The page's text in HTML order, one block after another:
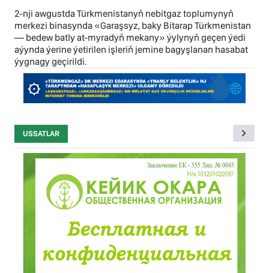
2-nji awgustda Türkmenistanyň nebitgaz toplumynyň
merkezi binasynda «Garaşsyz, baky Bitarap Türkmenistan
— bedew batly at-myradyň mekany» ýylynyň geçen ýedi
aýynda ýerine ýetirilen işleriň jemine bagyşlanan hasabat
ýygnagy geçirildi.
USSATLAR